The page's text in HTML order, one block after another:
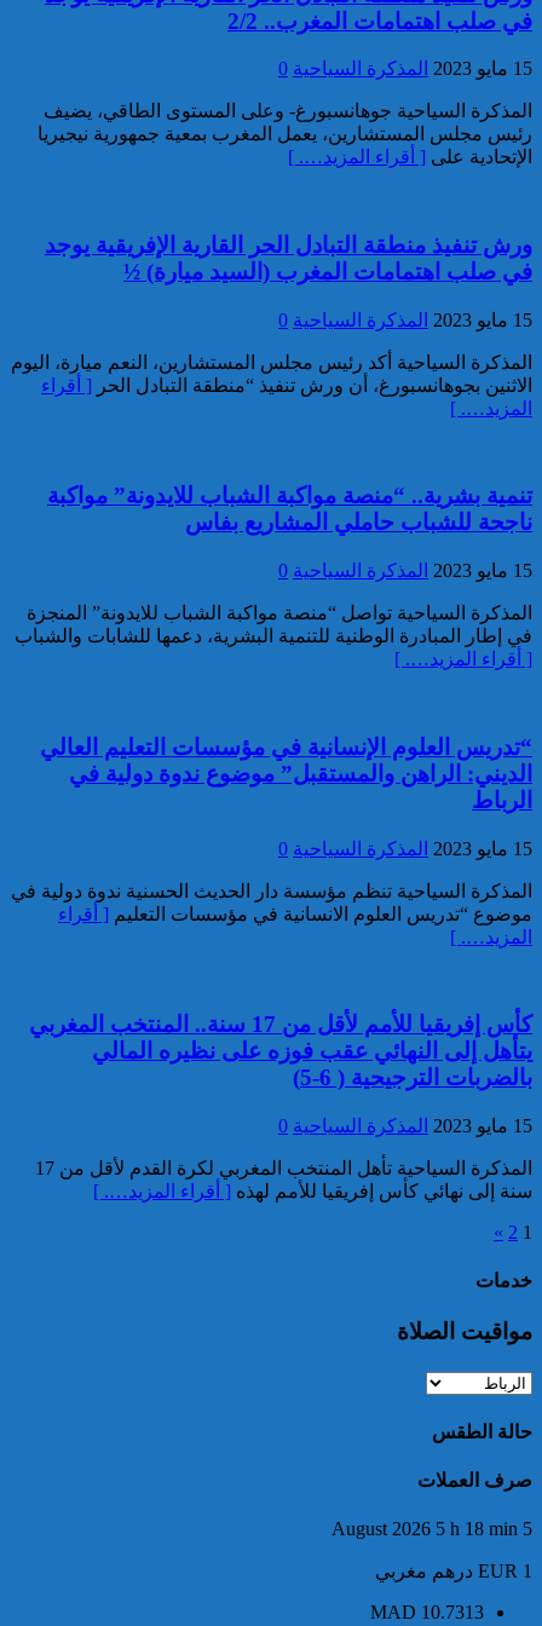
توقيف مواطن فرنسي من أصول
تونسية موضوع أمر دولي بإلقاء
القبض صادر عن السلطات
القضائية الفرنسية
إيفاد لجنة للبحث في ملابسات
المختار السوسي
بموجب أمر دولي بإلقاء القبض
إدارة السجن المحلي واد زم تفند
مزاعم بخصوص وفاة سجين
إجهاض محاولة لتهريب أزيد من
الكركارات
إجهاض عملية للتهريب الدولي
مخدر الشيرا
العثور على جثة شخص يرجح أن
في صلب اهتمامات المغرب.. 2/2
15 مايو 2023 المذكرة السياحية 0
المذكرة السياحية جوهانسبورغ- وعلى المستوى الطاقي، يضيف
رئيس مجلس المستشارين، يعمل المغرب بمعية جمهورية نيجيريا
الإتحادية على [ أقراء المزيد…. ]
ورش تنفيذ منطقة التبادل الحر القارية الإفريقية يوجد
في صلب اهتمامات المغرب (السيد ميارة) ½
15 مايو 2023 المذكرة السياحية 0
المذكرة السياحية أكد رئيس مجلس المستشارين، النعم ميارة، اليوم
الاثنين بجوهانسبورغ، أن ورش تنفيذ “منطقة التبادل الحر [ أقراء
المزيد…. ]
تنمية بشرية.. “منصة مواكبة الشباب للايدونة” مواكبة
ناجحة للشباب حاملي المشاريع بفاس
15 مايو 2023 المذكرة السياحية 0
المذكرة السياحية تواصل “منصة مواكبة الشباب للايدونة” المنجزة
في إطار المبادرة الوطنية للتنمية البشرية، دعمها للشابات والشباب
[ أقراء المزيد…. ]
“تدريس العلوم الإنسانية في مؤسسات التعليم العالي
الديني: الراهن والمستقبل” موضوع ندوة دولية في
الرباط
15 مايو 2023 المذكرة السياحية 0
المذكرة السياحية تنظم مؤسسة دار الحديث الحسنية ندوة دولية في
موضوع “تدريس العلوم الانسانية في مؤسسات التعليم [ أقراء
المزيد…. ]
كأس إفريقيا للأمم لأقل من 17 سنة.. المنتخب المغربي
يتأهل إلى النهائي عقب فوزه على نظيره المالي
بالضربات الترجيحية ( 6-5)
15 مايو 2023 المذكرة السياحية 0
المذكرة السياحية تأهل المنتخب المغربي لكرة القدم لأقل من 17
سنة إلى نهائي كأس إفريقيا للأمم لهذه [ أقراء المزيد…. ]
1
2
»
خدمات
مواقيت الصلاة
حالة الطقس
صرف العملات
5 August 2026 5 h 18 min
EUR 1 درهم مغربي
MAD 10.7313